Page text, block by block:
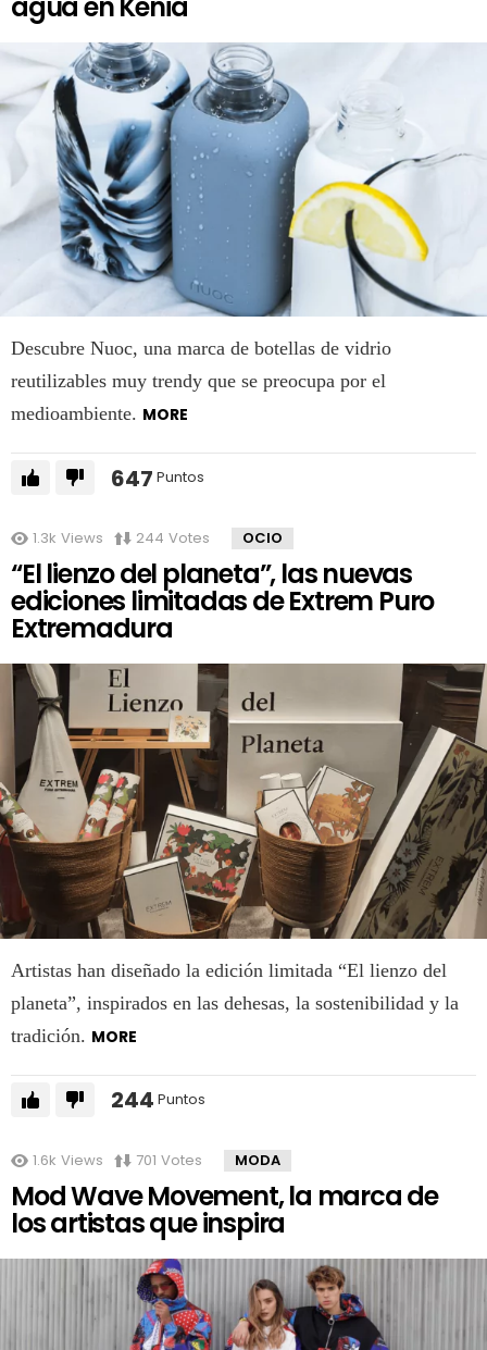
Descubre Nuoc, una marca de botellas de vidrio
reutilizables muy trendy que se preocupa por el
medioambiente. MORE
647 Puntos
1.3k Views 244 Votes OCIO
“El lienzo del planeta”, las nuevas
ediciones limitadas de Extrem Puro
Extremadura
Artistas han diseñado la edición limitada “El lienzo del
planeta”, inspirados en las dehesas, la sostenibilidad y la
tradición. MORE
244 Puntos
1.6k Views 701 Votes MODA
Mod Wave Movement, la marca de
los artistas que inspira